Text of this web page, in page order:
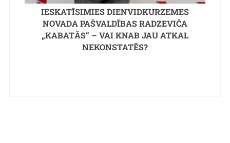
IESKATĪSIMIES DIENVIDKURZEMES
NOVADA PAŠVALDĪBAS RADZEVIČA
„KABATĀS” – VAI KNAB JAU ATKAL
NEKONSTATĒS?